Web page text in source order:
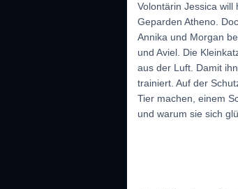
Volontärin Jessica
Geparden Atheno.
Annika und Morgan
und Aviel. Die
aus der Luft. Damit
trainiert. Auf der
Tier machen, einem
und warum sie sich